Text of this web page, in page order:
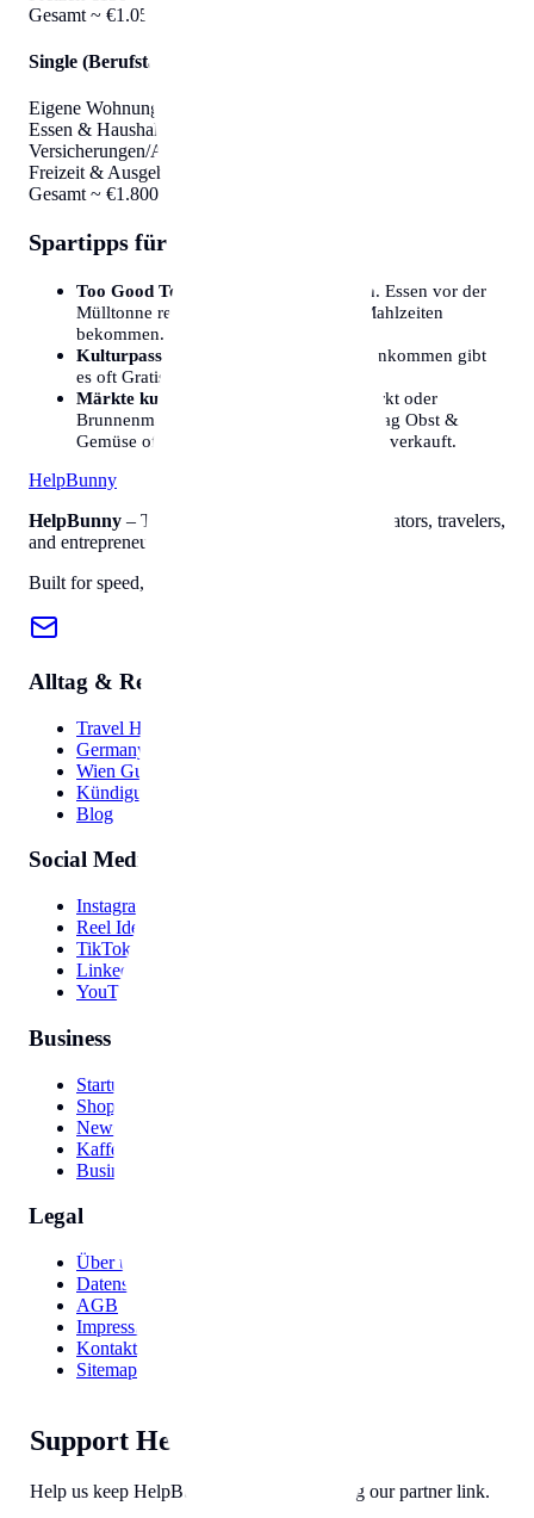
Gesamt ~ €1.050
Single (Berufstätig)
Eigene Wohnung (Warm)
Essen & Haushalt
Versicherungen/Abos
Freizeit & Ausgehen
Gesamt ~ €1.800
Spartipps für Wien
Too Good To Go:
Sehr populär in Wien. Essen vor der
Mülltonne retten und für €4-€5 ganze Mahlzeiten
bekommen.
Kulturpass:
Für Menschen mit wenig Einkommen gibt
es oft Gratiseintritt in Museen.
Märkte kurz vor Schluss:
Am Naschmarkt oder
Brunnenmarkt werden Samstag Nachmittag Obst &
Gemüse oft verschenkt oder extrem billig verkauft.
HelpBunny
HelpBunny – The ultimate digital toolkit for creators, travelers,
and entrepreneurs.
Built for speed, privacy, and ease of use.
Alltag & Reise
Travel Hub
Germany Guide
Wien Guide
Kündigung
Blog
Social Media
Instagram Bio
Reel Ideas
TikTok Hooks
LinkedIn Post
YouTube Video
Business
Startup Names
Shop Names
Newsletter Names
Kaffee Namen
Business Ideas
Legal
Über uns
Datenschutzerklärung
AGB
Impressum
Kontakt
Sitemap
Support HelpBunny
Help us keep HelpBunny tools free by using our partner link.